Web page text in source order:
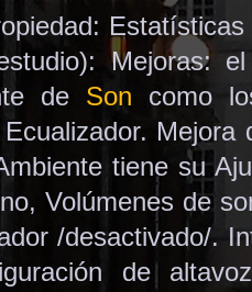
Mejoras:
de Son como
Ecualizador.
tiene su
Volúmenes de
/desactivado/.
de